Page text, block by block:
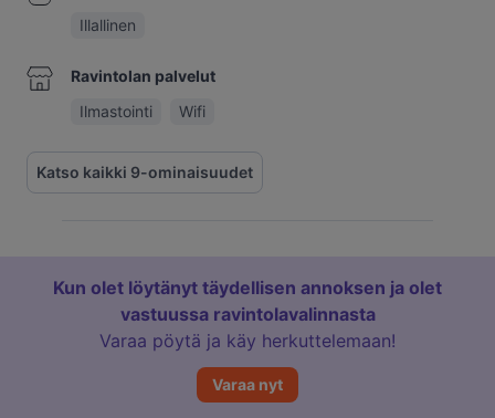
Illallinen
Ravintolan palvelut
Ilmastointi
Wifi
Katso kaikki 9-ominaisuudet
Kun olet löytänyt täydellisen annoksen ja olet
vastuussa ravintolavalinnasta
Varaa pöytä ja käy herkuttelemaan!
Varaa nyt